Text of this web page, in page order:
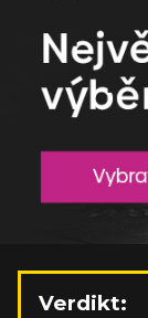
Verdikt: